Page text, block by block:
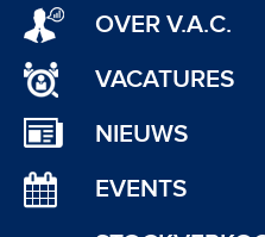
OVER V.A.C.
VACATURES
NIEUWS
EVENTS